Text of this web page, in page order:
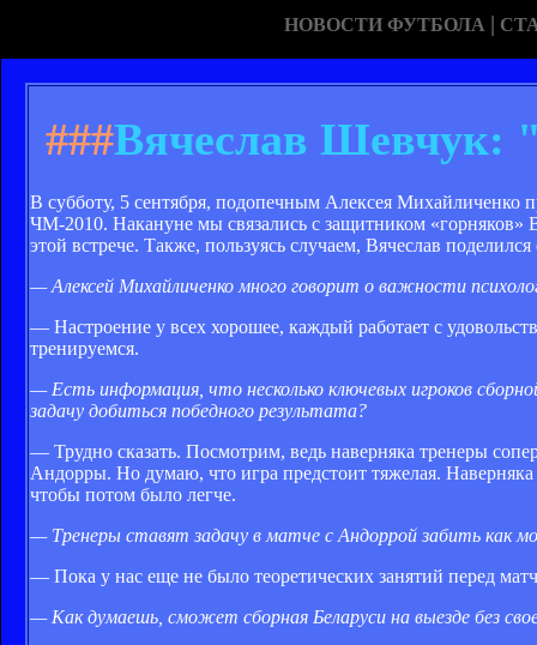
НОВОСТИ ФУТБОЛА |
###Вячеслав Шевчук:
В субботу, 5 сентября, подопечным Алексея Михайличенко
ЧМ-2010. Накануне мы связались с защитником «горняков»
этой встрече. Также, пользуясь случаем, Вячеслав
— Алексей Михайличенко много говорит о важности
— Настроение у всех хорошее, каждый работает с
тренируемся.
— Есть информация, что несколько ключевых игроков
задачу добиться победного результата?
— Трудно сказать. Посмотрим, ведь наверняка тренеры
Андорры. Но думаю, что игра предстоит тяжелая.
чтобы потом было легче.
— Тренеры ставят задачу в матче с Андоррой забить как
— Пока у нас еще не было теоретических занятий перед
— Как думаешь, сможет сборная Беларуси на выезде без